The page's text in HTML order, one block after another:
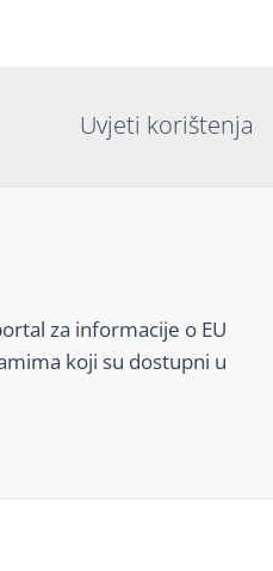
Uvjeti korištenja
za informacije o EU
koji su dostupni u